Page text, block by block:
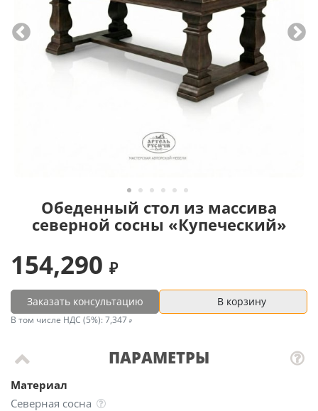
Обеденный стол из массива
северной сосны «Купеческий»
ПАРАМЕТРЫ
Материал
Северная сосна
154,290
Заказать консультацию В корзину
В том числе НДС (5%): 7,347